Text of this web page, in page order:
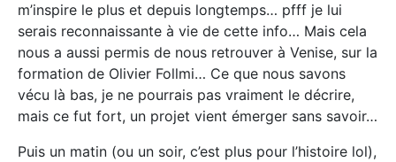
m’inspire le plus et depuis longtemps… pfff je lui
serais reconnaissante à vie de cette info… Mais cela
nous a aussi permis de nous retrouver à Venise, sur la
formation de Olivier Follmi… Ce que nous savons
vécu là bas, je ne pourrais pas vraiment le décrire,
mais ce fut fort, un projet vient émerger sans savoir…
Puis un matin (ou un soir, c’est plus pour l’histoire lol),